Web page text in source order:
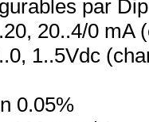
par
20..4/0 mA
1..5Vdc
0.05%